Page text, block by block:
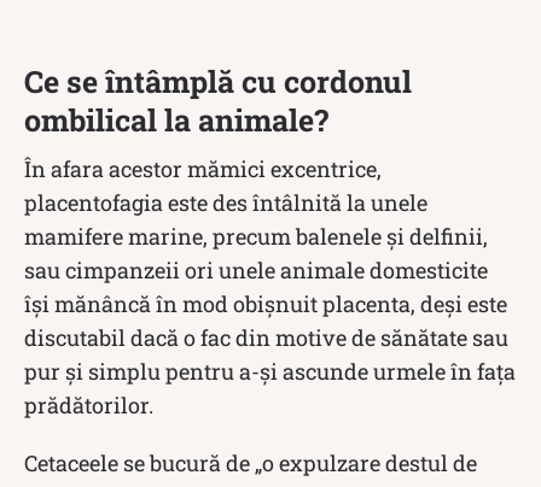
Ce se întâmplă cu cordonul
ombilical la animale?
În afara acestor mămici excentrice,
placentofagia este des întâlnită la unele
mamifere marine, precum balenele și delfinii,
sau cimpanzeii ori unele animale domesticite
își mănâncă în mod obișnuit placenta, deși este
discutabil dacă o fac din motive de sănătate sau
pur și simplu pentru a-și ascunde urmele în fața
prădătorilor.
Cetaceele se bucură de „o expulzare destul de